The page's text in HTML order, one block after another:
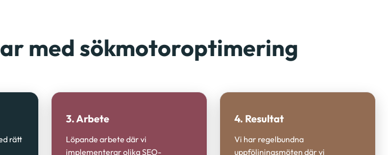
med sökmotoroptimering
rätt
3. Arbete
Löpande arbete där vi
implementerar olika SEO-
4. Resultat
Vi har regelbundna
uppföljningsmöten där vi